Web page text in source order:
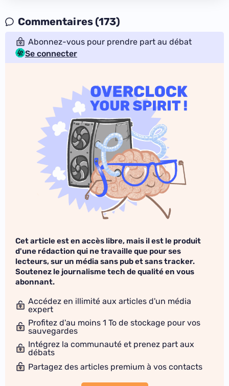
Commentaires (173)
Abonnez-vous pour prendre part au débat
Se connecter
Cet article est en accès libre, mais il est le produit
d'une rédaction qui ne travaille que pour ses
lecteurs, sur un média sans pub et sans tracker.
Soutenez le journalisme tech de qualité en vous
abonnant.
Accédez en illimité aux articles d'un média
expert
Profitez d'au moins 1 To de stockage pour vos
sauvegardes
Intégrez la communauté et prenez part aux
débats
Partagez des articles premium à vos contacts